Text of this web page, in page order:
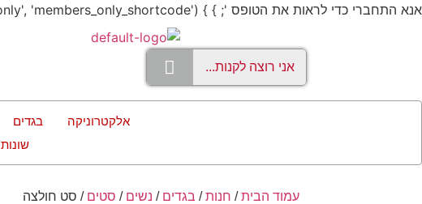
אנא התחברי כדי לראות את הטופס '; } } add_shortcode('members_only', 'members_only_shortcode');
אלקטרוניקה בגדים
שונות
עמוד הבית/ חנות/ בגדים / נשים / סטים / סט חולצה